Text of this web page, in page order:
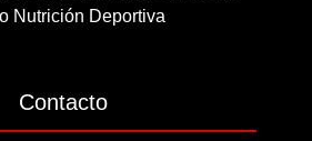
Nutrición Deportiva
Contacto